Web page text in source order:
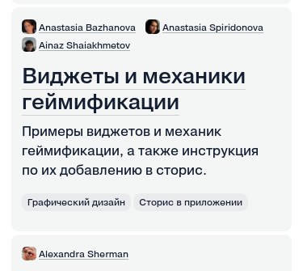
Anastasia Bazhanova
Anastasia Spiridonova
Ainaz Shaiakhmetov
Виджеты и механики
геймификации
Примеры виджетов и механик
геймификации, а также инструкция
по их добавлению в сторис.
Графический дизайн Сторис в приложении
Alexandra Sherman